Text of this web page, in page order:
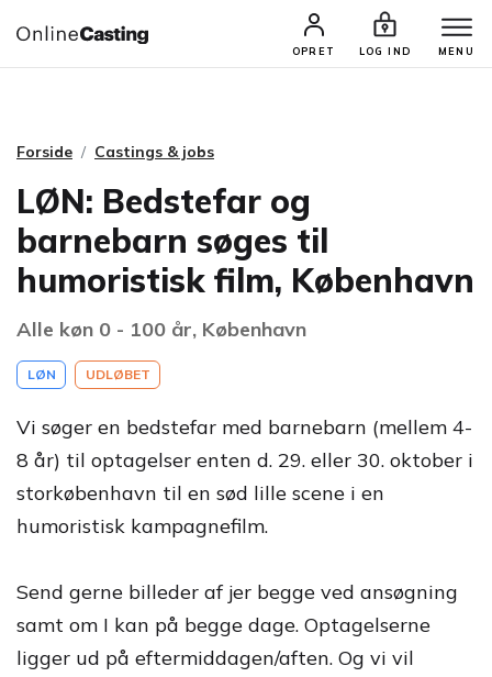
OPRET LOG IND MENU
CASTINGS & JOBS SØG PROFIL
Forside Castings & jobs
LØN: Bedstefar og
barnebarn søges til
humoristisk film, København
Alle køn 0 - 100 år, København
LØN UDLØBET
Vi søger en bedstefar med barnebarn (mellem 4-
8 år) til optagelser enten d. 29. eller 30. oktober i
storkøbenhavn til en sød lille scene i en
humoristisk kampagnefilm.
Send gerne billeder af jer begge ved ansøgning
samt om I kan på begge dage. Optagelserne
ligger ud på eftermiddagen/aften. Og vi vil